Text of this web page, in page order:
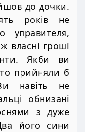
до дочки.
років не
управителя,
власні гроші
Якби ви
то прийняли б
навіть не
обнизані
з дуже
його сини